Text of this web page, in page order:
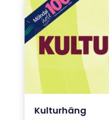
Kulturhäng